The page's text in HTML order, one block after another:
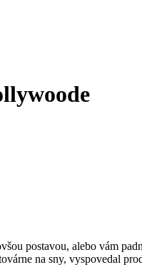
postavou, alebo vám
na sny, vyspovedal